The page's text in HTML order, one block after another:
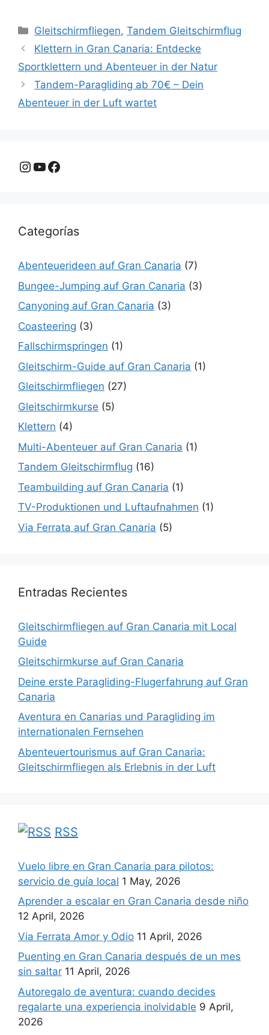
Kategorien
Gleitschirmfliegen,Tandem Gleitschirmflug
Klettern in Gran Canaria: Entdecke
Sportklettern und Abenteuer in der Natur
Tandem-Paragliding ab 70€ – Dein
Abenteuer in der Luft wartet
Instagram
YouTube
Facebook
Categorías
Abenteuerideen auf Gran Canaria (7)
Bungee-Jumping auf Gran Canaria (3)
Canyoning auf Gran Canaria (3)
Coasteering (3)
Fallschirmspringen (1)
Gleitschirm-Guide auf Gran Canaria (1)
Gleitschirmfliegen (27)
Gleitschirmkurse (5)
Klettern (4)
Multi-Abenteuer auf Gran Canaria (1)
Tandem Gleitschirmflug (16)
Teambuilding auf Gran Canaria (1)
TV-Produktionen und Luftaufnahmen (1)
Via Ferrata auf Gran Canaria (5)
Entradas Recientes
Gleitschirmfliegen auf Gran Canaria mit Local
Guide
Gleitschirmkurse auf Gran Canaria
Deine erste Paragliding-Flugerfahrung auf Gran
Canaria
Aventura en Canarias und Paragliding im
internationalen Fernsehen
Abenteuertourismus auf Gran Canaria:
Gleitschirmfliegen als Erlebnis in der Luft
RSS
Vuelo libre en Gran Canaria para pilotos:
servicio de guía local 1 May, 2026
Aprender a escalar en Gran Canaria desde niño
12 April, 2026
Via Ferrata Amor y Odio 11 April, 2026
Puenting en Gran Canaria después de un mes
sin saltar 11 April, 2026
Autoregalo de aventura: cuando decides
regalarte una experiencia inolvidable 9 April,
2026